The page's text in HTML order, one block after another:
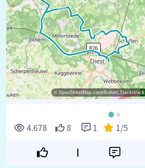
© OpenStreetMap contributors, Tracestrack
4.678 8 1 1/5